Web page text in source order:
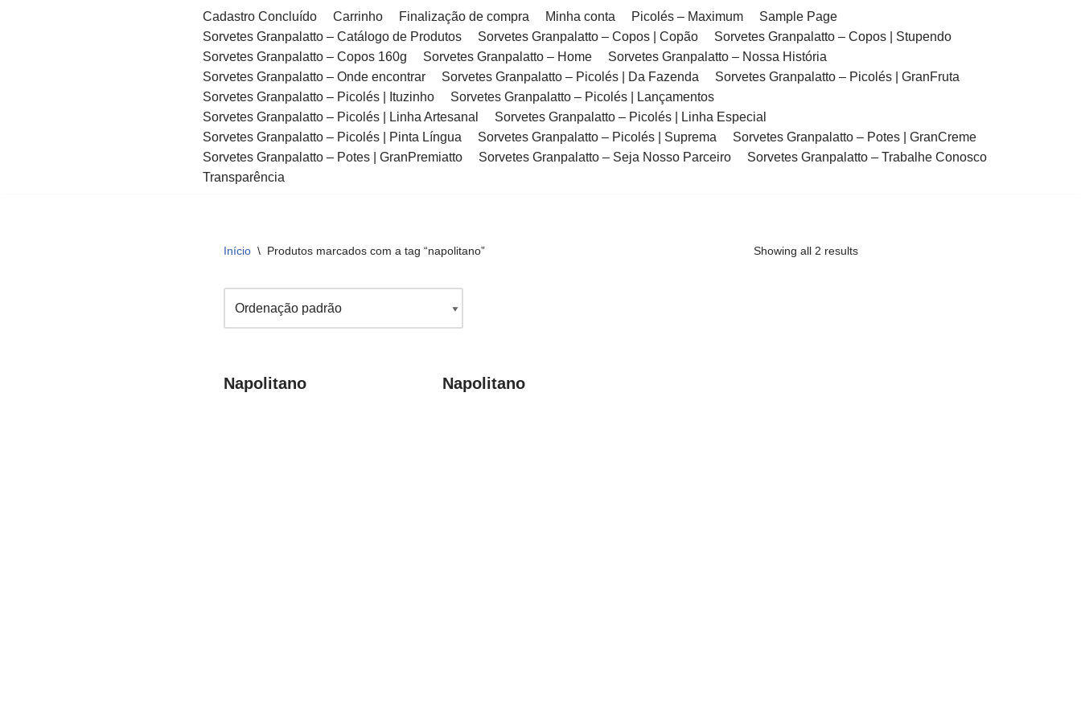
Cadastro Concluído Carrinho Finalização de compra Minha conta Picolés – Maximum
Sample Page
Sorvetes Granpalatto – Catálogo de Produtos
Sorvetes Granpalatto – Copos | Copão
Sorvetes Granpalatto – Copos | Stupendo
Sorvetes Granpalatto – Copos 160g
Sorvetes Granpalatto – Home
Sorvetes Granpalatto – Nossa História
Sorvetes Granpalatto – Onde encontrar
Sorvetes Granpalatto – Picolés | Da Fazenda
Sorvetes Granpalatto – Picolés | GranFruta
Sorvetes Granpalatto – Picolés | Ituzinho
Sorvetes Granpalatto – Picolés | Lançamentos
Sorvetes Granpalatto – Picolés | Linha Artesanal
Sorvetes Granpalatto – Picolés | Linha Especial
Sorvetes Granpalatto – Picolés | Pinta Língua
Sorvetes Granpalatto – Picolés | Suprema
Sorvetes Granpalatto – Potes | GranCreme
Sorvetes Granpalatto – Potes | GranPremiatto
Sorvetes Granpalatto – Seja Nosso Parceiro
Sorvetes Granpalatto – Trabalhe Conosco
Transparência
Início \ Produtos marcados com a tag “napolitano” Showing all 2 results
Napolitano Napolitano